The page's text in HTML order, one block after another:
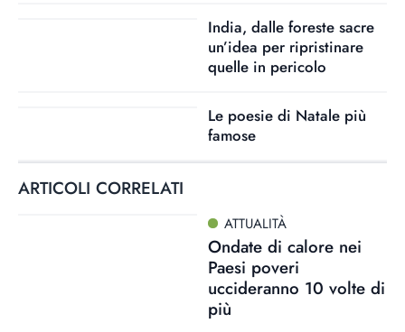
India, dalle foreste sacre
un’idea per ripristinare
quelle in pericolo
Le poesie di Natale più
famose
ARTICOLI CORRELATI
ATTUALITÀ
Ondate di calore nei
Paesi poveri
uccideranno 10 volte di
più